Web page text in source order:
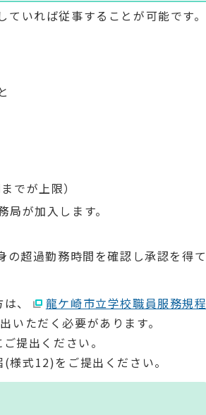
いれば従事することが可能です。
でが上限）
が加入します。
超過勤務時間を確認し承認を得て
、
龍ケ崎市立学校職員服務規程
ただく必要があります。
提出ください。
式12)をご提出ください。